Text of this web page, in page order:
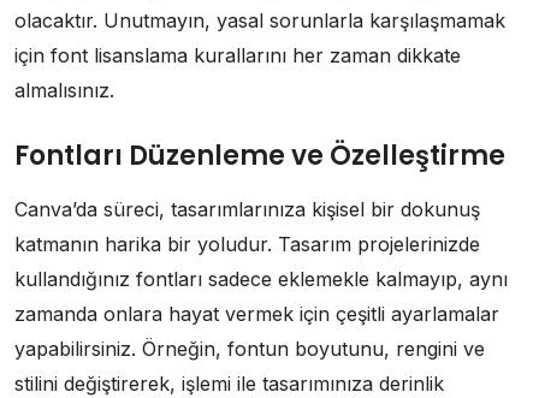
olacaktır. Unutmayın, yasal sorunlarla karşılaşmamak
için font lisanslama kurallarını her zaman dikkate
almalısınız.
Fontları Düzenleme ve Özelleştirme
Canva’da süreci, tasarımlarınıza kişisel bir dokunuş
katmanın harika bir yoludur. Tasarım projelerinizde
kullandığınız fontları sadece eklemekle kalmayıp, aynı
zamanda onlara hayat vermek için çeşitli ayarlamalar
yapabilirsiniz. Örneğin, fontun boyutunu, rengini ve
stilini değiştirerek, işlemi ile tasarımınıza derinlik